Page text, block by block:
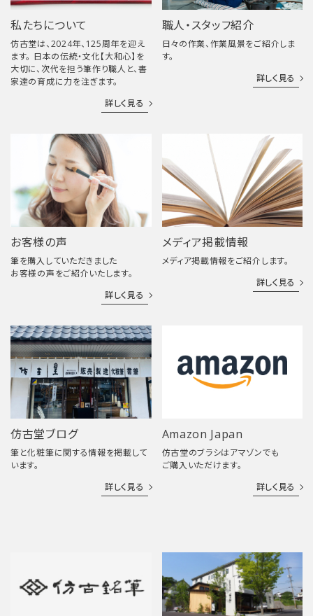
私たちについて
仿古堂は、2024年、125周年を迎え
ます。 日本の伝統・文化【大和心】を
大切に、次代を担う筆作り職人と、書
家達の育成に力を注ぎます。
詳しく見る
職人・スタッフ紹介
日々の作業、作業風景をご紹介しま
す。
詳しく見る
お客様の声
筆を購入していただきました
お客様の声をご紹介いたします。
詳しく見る
メディア掲載情報
メディア掲載情報をご紹介します。
詳しく見る
仿古堂ブログ
筆と化粧筆に関する情報を掲載して
います。
詳しく見る
Amazon Japan
仿古堂のブラシはアマゾンでも
ご購入いただけます。
詳しく見る